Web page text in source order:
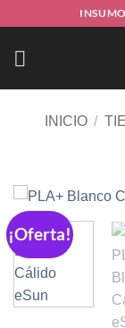
contenido
INICIO /
¡Oferta!